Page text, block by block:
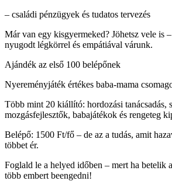
– családi pénzügyek és tudatos tervezés
Már van egy kisgyermeked? Jöhetsz vele is
nyugodt légkörrel és empátiával várunk.
Ajándék az első 100 belépőnek
Nyereményjáték értékes baba-mama
Több mint 20 kiállító: hordozási tanácsadás,
mozgásfejlesztők, babajátékok és rengeteg
Belépő: 1500 Ft/fő – de az a tudás, amit
többet ér.
Foglald le a helyed időben – mert ha betelik
több embert beengedni!